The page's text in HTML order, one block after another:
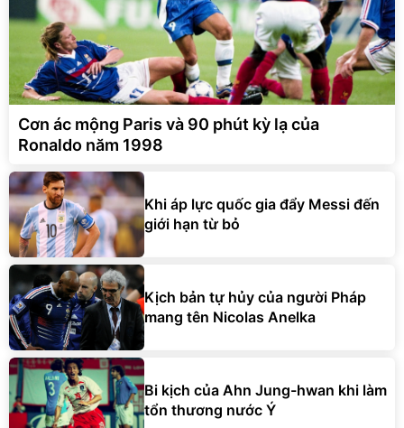
Cơn ác mộng Paris và 90 phút kỳ lạ của
Ronaldo năm 1998
Khi áp lực quốc gia đẩy Messi đến
giới hạn từ bỏ
Kịch bản tự hủy của người Pháp
mang tên Nicolas Anelka
Bi kịch của Ahn Jung-hwan khi làm
tổn thương nước Ý